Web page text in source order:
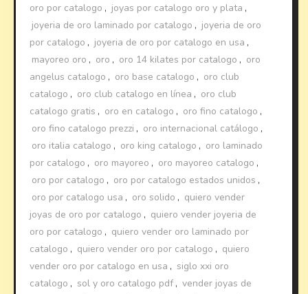
oro por catalogo , joyas por catalogo oro y plata ,
joyeria de oro laminado por catalogo , joyeria de oro
por catalogo , joyeria de oro por catalogo en usa ,
mayoreo oro , oro , oro 14 kilates por catalogo , oro
angelus catalogo , oro base catalogo , oro club
catalogo , oro club catalogo en línea , oro club
catalogo gratis , oro en catalogo , oro fino catalogo ,
oro fino catalogo prezzi , oro internacional catálogo ,
oro italia catalogo , oro king catalogo , oro laminado
por catalogo , oro mayoreo , oro mayoreo catalogo ,
oro por catalogo , oro por catalogo estados unidos ,
oro por catalogo usa , oro solido , quiero vender
joyas de oro por catalogo , quiero vender joyeria de
oro por catalogo , quiero vender oro laminado por
catalogo , quiero vender oro por catalogo , quiero
vender oro por catalogo en usa , siglo xxi oro
catalogo , sol y oro catalogo pdf , vender joyas de